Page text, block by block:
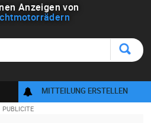
Anzeigen von
MITTEILUNG ERSTELLEN